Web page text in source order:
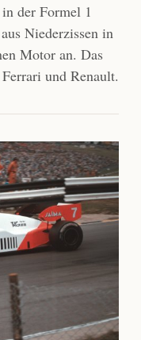
der Formel 1
Niederzissen in
Motor an. Das
und Renault.